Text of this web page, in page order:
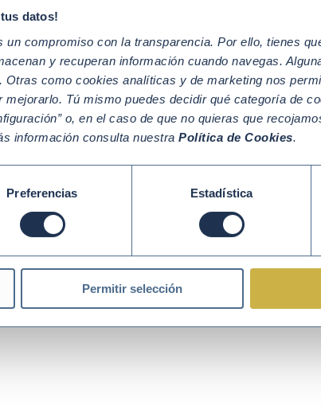
datos!
un compromiso con la transparencia. Por ello, tienes
y recuperan información cuando navegas.
Otras como cookies analíticas y de marketing nos
mejorarlo. Tú mismo puedes decidir qué categoría de
o, en el caso de que no quieras que
información consulta nuestra Política de Cookies.
Preferencias Estadística
Permitir selección
participantes
de Cookies Política de Privacidad Aviso legal